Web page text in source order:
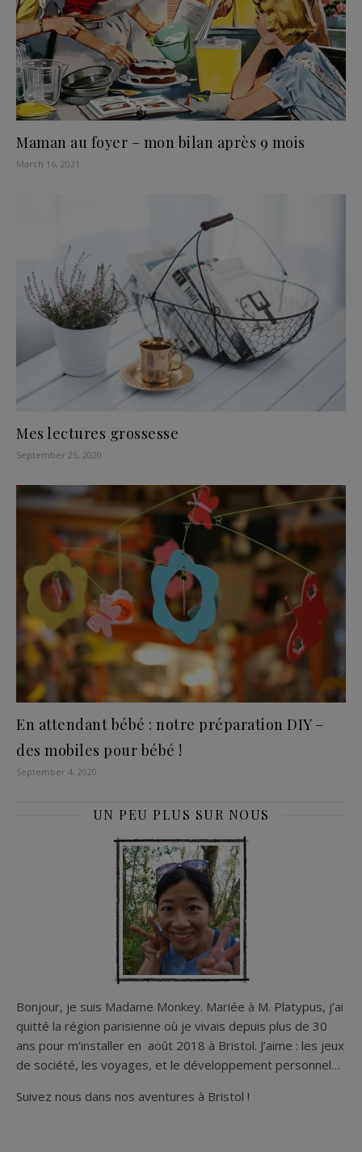
Maman au foyer – mon bilan après 9 mois
March 16, 2021
Mes lectures grossesse
September 25, 2020
En attendant bébé : notre préparation DIY –
des mobiles pour bébé !
September 4, 2020
UN PEU PLUS SUR NOUS
Bonjour, je suis Madame Monkey. Mariée à M. Platypus, j’ai
quitté la région parisienne où je vivais depuis plus de 30
ans pour m’installer en août 2018 à Bristol. J’aime : les jeux
de société, les voyages, et le développement personnel…
Suivez nous dans nos aventures à Bristol !